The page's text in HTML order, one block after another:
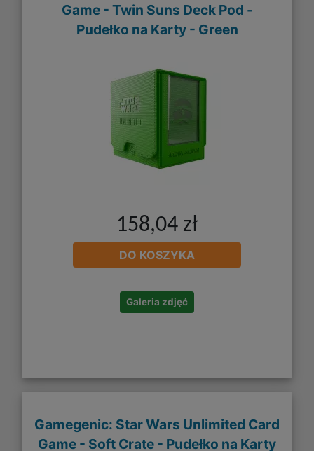
Game - Twin Suns Deck Pod -
Pudełko na Karty - Green
158,04 zł
DO KOSZYKA
Galeria zdjęć
Gamegenic: Star Wars Unlimited Card
Game - Soft Crate - Pudełko na Karty